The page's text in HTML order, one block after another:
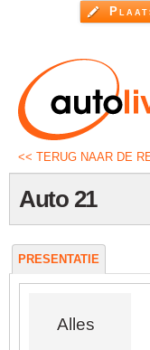
<< TERUG NAAR DE
Auto 21
PRESENTATIE
Alles